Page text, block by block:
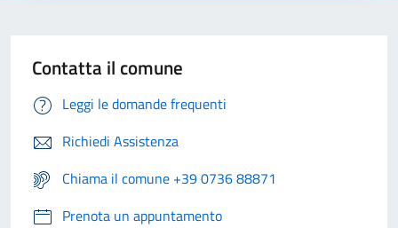
Contatta il comune
Leggi le domande frequenti
Richiedi Assistenza
Chiama il comune +39 0736 88871
Prenota un appuntamento